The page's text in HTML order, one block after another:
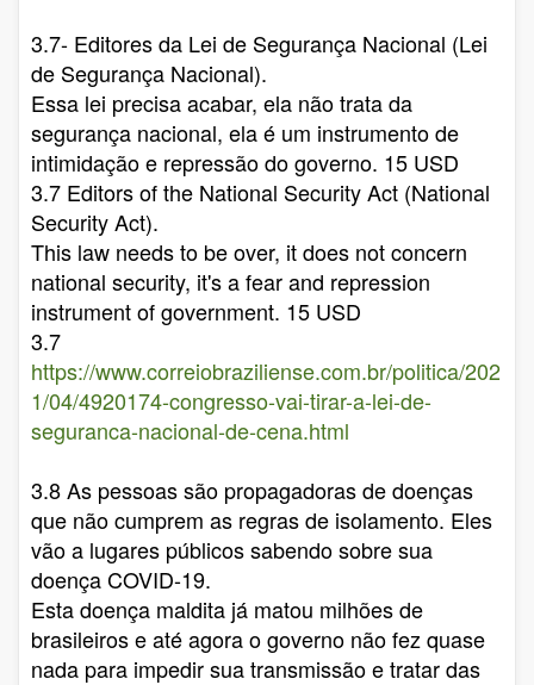
3.7- Editores da Lei de Segurança Nacional (Lei
de Segurança Nacional).
Essa lei precisa acabar, ela não trata da
segurança nacional, ela é um instrumento de
intimidação e repressão do governo. 15 USD
3.7 Editors of the National Security Act (National
Security Act).
This law needs to be over, it does not concern
national security, it's a fear and repression
instrument of government. 15 USD
3.7
https://www.correiobraziliense.com.br/politica/202
1/04/4920174-congresso-vai-tirar-a-lei-de-
seguranca-nacional-de-cena.html
3.8 As pessoas são propagadoras de doenças
que não cumprem as regras de isolamento. Eles
vão a lugares públicos sabendo sobre sua
doença COVID-19.
Esta doença maldita já matou milhões de
brasileiros e até agora o governo não fez quase
nada para impedir sua transmissão e tratar das